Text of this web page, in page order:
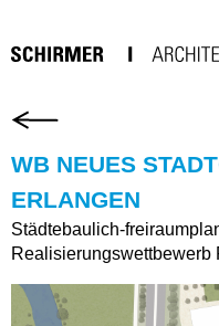
WB NEUES
ERLANGEN
Städtebaulich-
Realisierungswettbewerb